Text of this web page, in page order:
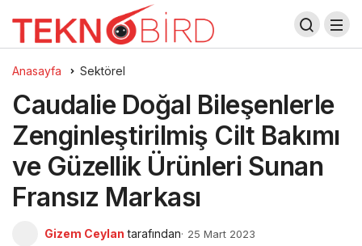
Anasayfa Sektörel
Caudalie Doğal Bileşenlerle
Zenginleştirilmiş Cilt Bakımı
ve Güzellik Ürünleri Sunan
Fransız Markası
Gizem Ceylan tarafından
25 Mart 2023